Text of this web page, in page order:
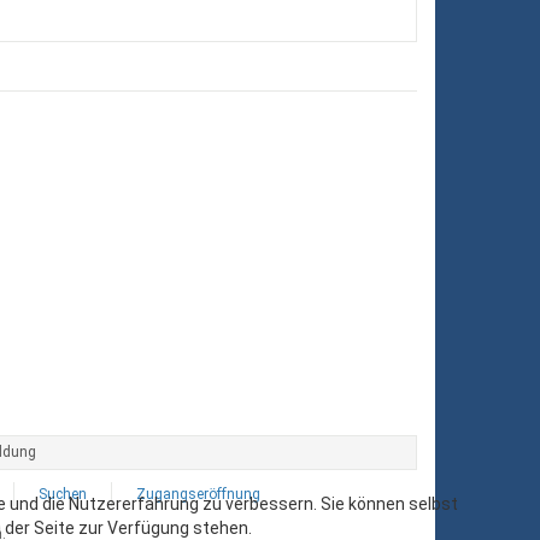
Suchen Zugangseröffnung
die Nutzererfahrung zu verbessern. Sie können selbst
Seite zur Verfügung stehen.